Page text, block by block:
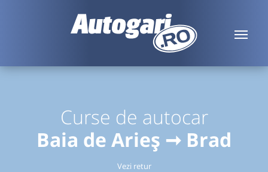
Curse de autocar
Baia de Arieș ➞ Brad
Vezi retur